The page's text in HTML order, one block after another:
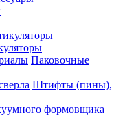
Паковочные
Штифты (пины),